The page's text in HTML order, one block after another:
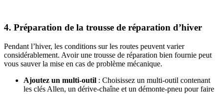
4. Préparation de la trousse de réparation d’hiver
Pendant l’hiver, les conditions sur les routes peuvent varier
considérablement. Avoir une trousse de réparation bien fournie peut
vous sauver la mise en cas de problème mécanique.
Ajoutez un multi-outil : Choisissez un multi-outil contenant
les clés Allen, un dérive-chaîne et un démonte-pneu pour faire